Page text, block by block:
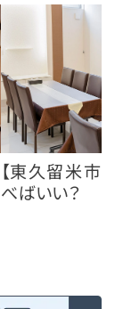
【東久留米市
べばいい？